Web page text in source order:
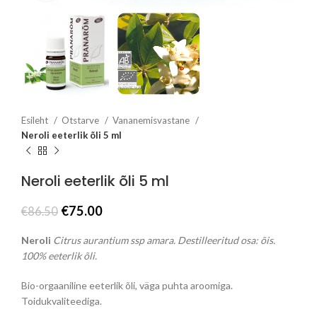
Esileht Otstarve
Vananemisvastane
Neroli eeterlik õli 5 ml
Neroli eeterlik õli 5 ml
€86.50 Algne
oli:
€86.50.
€75.00Praegune
on:
Neroli Citrus aurantium ssp amara. Destilleeritud osa: õis.
100% eeterlik õli.
Bio-orgaaniline eeterlik õli, väga puhta aroomiga.
Toidukvaliteediga.